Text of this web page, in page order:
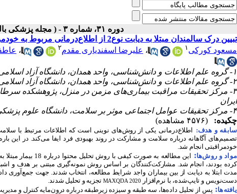
دوره ۳۱، شماره ۳ - ( مجله پزشکی بالینی ابن سیناـ پاییز ۱۴۰۳ )
تبیین درک سالمندان مبتلا به دیابت نوع2 از اطلاع‌درمانی مربوط به خودمراقبتی: یک مطالعه کیفی
مسعود کورکی ۱ ، علیرضا اسفندیاری مقدم۲ ،
۱- گروه علم اطلاعات و دانش‌شناسی، واحد همدان، دانشگاه آزاد اسلامی، همدان، ایران
۲- گروه علم اطلاعات و دانش‌شناسی، واحد همدان، دانشگاه آزاد اسلامی، همدان، ایران ،
۳- مرکز تحقیقات مراقبت بیماری‌های مزمن در منزل، پژوهشکده
ایران
۴- مرکز تحقیقات عوامل اجتماعی موثر بر سلامت، دانشگاه علوم پزشکی همدان، همدان، ایران
چکیده:
(۴۵۷۶ مشاهده)
سابقه و هدف: اطلاع‌درمانی یکی از روش‌های نوینی است که اطلاعات مرتبط با
خودمراقبتی انجام شد.
مواد و روش‌‌ها:
کرده بودند، انجام شد. مشارکت‌کنندگان بر اساس روش نمونه‌گیری مبتنی بر هدف و
مدت ابتلا به دیابت از بین بیماران واجد شرایط مطالعه، انتخاب شدند. جهت
دست‌نویس و تایپ‌شده، با نرم‌افزار
MAXQDA 2020 تجزیه‌ و تحلیل شدند.
یافته‌ها: پس از تحلیل داده‌ها، سه طبقه و سیزده زیرطبقه درباره درون‌مایه کنترل و